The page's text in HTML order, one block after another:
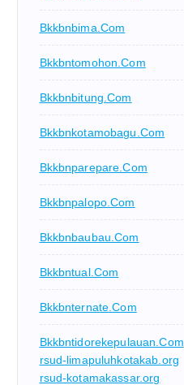
Bkkbnbima.com
Bkkbntomohon.com
Bkkbnbitung.com
Bkkbnkotamobagu.com
Bkkbnparepare.com
Bkkbnpalopo.com
Bkkbnbaubau.com
Bkkbntual.com
Bkkbnternate.com
Bkkbntidorekepulauan.com
rsud-limapuluhkotakab.org
rsud-kotamakassar.org